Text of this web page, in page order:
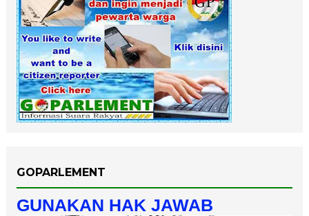
GOPARLEMENT
GUNAKAN HAK JAWAB